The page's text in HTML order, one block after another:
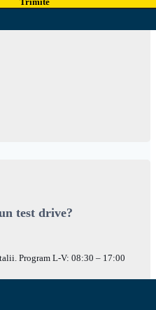
test drive?
Program L-V: 08:30 – 17:00